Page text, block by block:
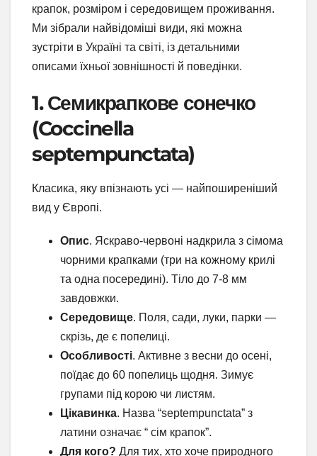
крапок, розміром і середовищем проживання.
Ми зібрали найвідоміші види, які можна
зустріти в Україні та світі, із детальними
описами їхньої зовнішності й поведінки.
1. Семикрапкове сонечко
(Coccinella
septempunctata)
Класика, яку впізнають усі — найпоширеніший
вид у Європі.
Опис. Яскраво-червоні надкрила з сімома
чорними крапками (три на кожному крилі
та одна посередині). Тіло до 7-8 мм
завдовжки.
Середовище. Поля, сади, луки, парки —
скрізь, де є попелиці.
Особливості. Активне з весни до осені,
поїдає до 60 попелиць щодня. Зимує
групами під корою чи листям.
Цікавинка. Назва “septempunctata” з
латини означає “ сім крапок”.
Для кого? Для тих, хто хоче природного